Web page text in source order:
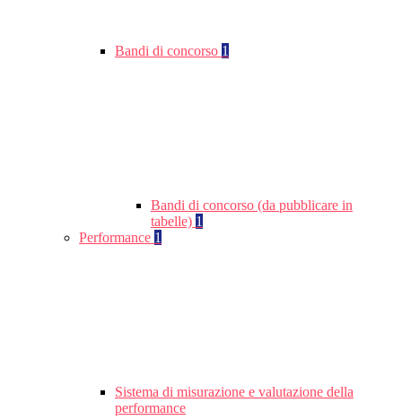
Bandi di concorso 1
Bandi di concorso (da pubblicare in
tabelle) 1
Performance 1
Sistema di misurazione e valutazione della
performance